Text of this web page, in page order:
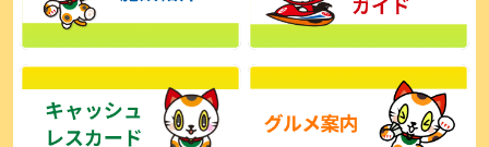
2026年08月03日
2026年08月03日